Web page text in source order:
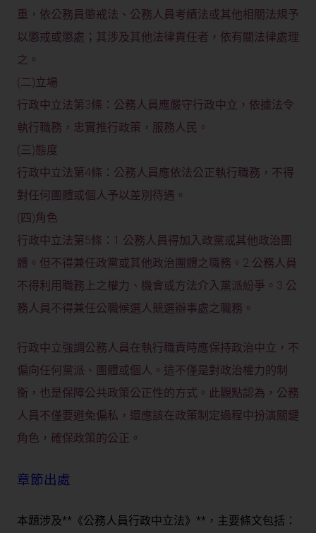
重，依公務員懲戒法、公務人員考績法或其他相關法規予
以懲戒或懲處；其涉及其他法律責任者，依有關法律處理
之。
(二)立場
行政中立法第3條：公務人員應嚴守行政中立，依據法令
執行職務，忠實推行政策，服務人民。
(三)態度
行政中立法第4條：公務人員應依法公正執行職務，不得
對任何團體或個人予以差別待遇。
(四)角色
行政中立法第5條：1.公務人員得加入政黨或其他政治團
體。但不得兼任政黨或其他政治團體之職務。2.公務人員
不得利用職務上之權力、機會或方法介入黨派紛爭。3.公
務人員不得兼任公職候選人競選辦事處之職務。
行政中立強調公務人員在執行職責時應保持政治中立，不
偏向任何黨派、團體或個人。這不僅是對政治權力的制
衡，也是保障公共政策公正性的方式。此觀點認為，公務
人員不僅要避免偏私，還應該在政策制定過程中扮演關鍵
角色，確保政策的公正。
章節出處
本題涉及**《公務人員行政中立法》**，主要條文包括：